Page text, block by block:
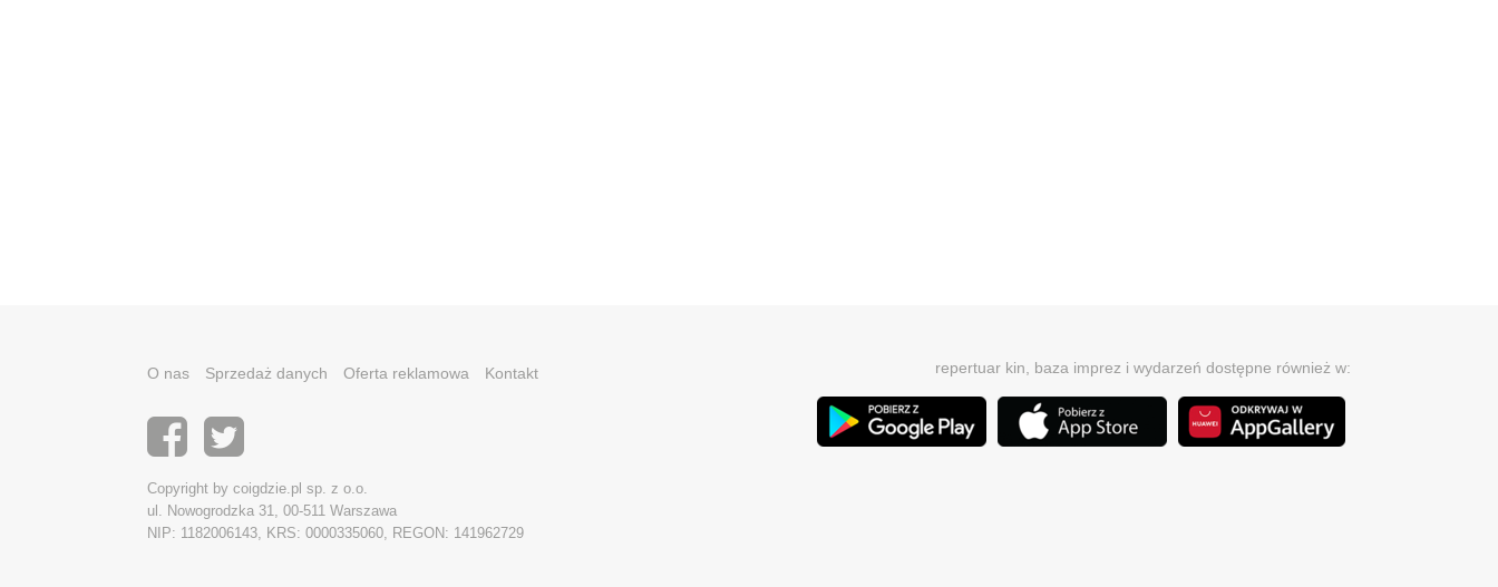
O nas Sprzedaż danych Oferta reklamowa Kontakt
Copyright by coigdzie.pl sp. z o.o.
ul. Nowogrodzka 31, 00-511 Warszawa
NIP: 1182006143, KRS: 0000335060, REGON: 141962729
repertuar kin, baza imprez i wydarzeń dostępne również w: